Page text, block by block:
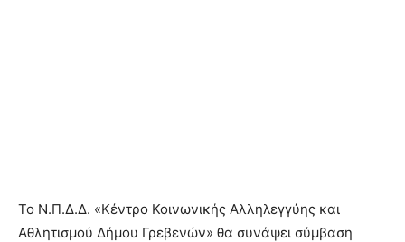
To Ν.Π.∆.∆. «Κέντρο Κοινωνικής Αλληλεγγύης και
Αθλητισµού ∆ήµου Γρεβενών» θα συνάψει σύµβαση